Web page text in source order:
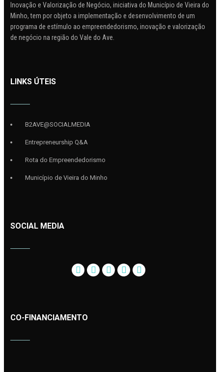
Inovação e Valorização de Negócio, iniciativa do Município de Vieira do
Minho, tem por objeto a implementação e desenvolvimento de um
programa de estímulo ao empreendedorismo, inovação e valorização
de negócio na região do Vale do Ave.
LINKS ÚTEIS
B2AVE@SOCIALMEDIA
Entrepreneurship Q&A
Rota do Empreendedorismo
Município de Vieira do Minho
SOCIAL MEDIA
CO-FINANCIAMENTO